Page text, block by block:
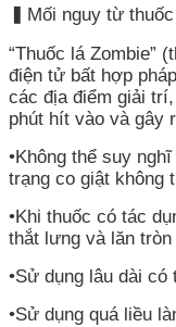
宣
隱
私
及
安
全
政
網
▍Mối nguy từ
“Thuốc lá Zombie”
điện tử bất hợp
các địa điểm giải
phút hít vào và gây
•Không thể suy
trạng co giật không
•Khi thuốc có tác
thắt lưng và lăn
•Sử dụng lâu dài
•Sử dụng quá liều